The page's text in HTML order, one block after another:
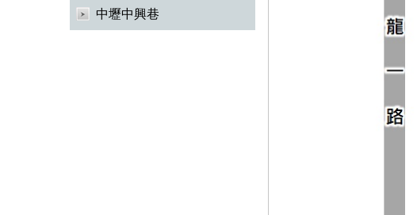
中壢中興巷